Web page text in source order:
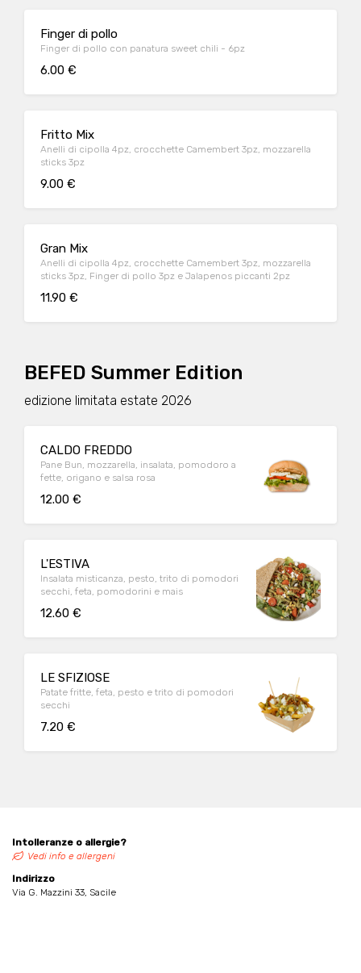
Finger di pollo
Finger di pollo con panatura sweet chili - 6pz
6.00 €
Fritto Mix
Anelli di cipolla 4pz, crocchette Camembert 3pz, mozzarella
sticks 3pz
9.00 €
Gran Mix
Anelli di cipolla 4pz, crocchette Camembert 3pz, mozzarella
sticks 3pz, Finger di pollo 3pz e Jalapenos piccanti 2pz
11.90 €
BEFED Summer Edition
edizione limitata estate 2026
CALDO FREDDO
Pane Bun, mozzarella, insalata, pomodoro a
fette, origano e salsa rosa
12.00 €
L'ESTIVA
Insalata misticanza, pesto, trito di pomodori
secchi, feta, pomodorini e mais
12.60 €
LE SFIZIOSE
Patate fritte, feta, pesto e trito di pomodori
secchi
7.20 €
Intolleranze o allergie?
Vedi info e allergeni
Indirizzo
Via G. Mazzini 33, Sacile